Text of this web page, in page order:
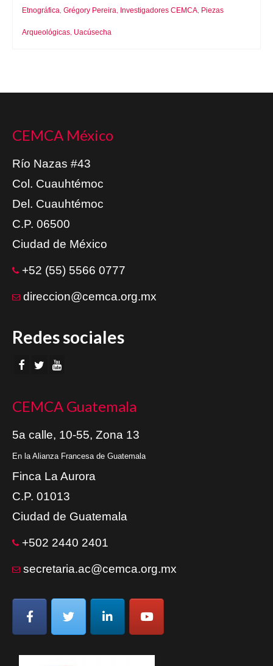
Etnográfica, Grégory Pereira, Investigadores CEMCA, Piezas
Arqueológicas, Uacúsecha
CEMCA México
Río Nazas #43
Col. Cuauhtémoc
Del. Cuauhtémoc
C.P. 06500
Ciudad de México
+52 (55) 5566 0777
direccion@cemca.org.mx
Redes sociales
CEMCA Guatemala
5a calle, 10-55, Zona 13
En la Alianza Francesa de Guatemala
Finca La Aurora
C.P. 01013
Ciudad de Guatemala
+502 2440 2401
secretaria.ac@cemca.org.mx